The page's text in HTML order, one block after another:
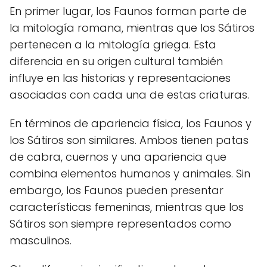
En primer lugar, los Faunos forman parte de
la mitología romana, mientras que los Sátiros
pertenecen a la mitología griega. Esta
diferencia en su origen cultural también
influye en las historias y representaciones
asociadas con cada una de estas criaturas.
En términos de apariencia física, los Faunos y
los Sátiros son similares. Ambos tienen patas
de cabra, cuernos y una apariencia que
combina elementos humanos y animales. Sin
embargo, los Faunos pueden presentar
características femeninas, mientras que los
Sátiros son siempre representados como
masculinos.